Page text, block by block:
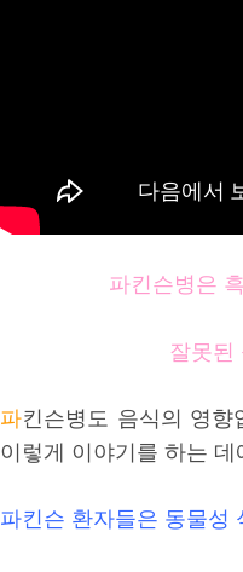
파킨슨병은
잘못된
파킨슨병도 음식의 영
이렇게 이야기를 하는
파킨슨 환자들은 동물성